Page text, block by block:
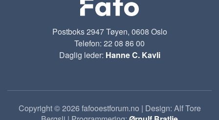
Postboks 2947 Tøyen, 0608 Oslo
Telefon: 22 08 86 00
Daglig leder: Hanne C. Kavli
Copyright © 2026 fafooestforum.no | Design: Alf Tore